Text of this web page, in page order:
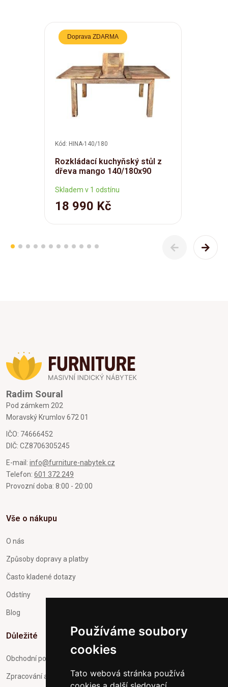
Používáme soubory
cookies
Tato webová stránka používá
Doprava ZDARMA
Kód: HINA-140/180
Rozkládací kuchyňský stůl z
dřeva mango 140/180x90
Skladem v 1 odstínu
18 990 Kč
Radim Soural
Pod zámkem 202
Moravský Krumlov 672 01
IČO: 74666452
DIČ: CZ8706305245
E-mail: info@furniture-nabytek.cz
Telefon: 601 372 249
Provozní doba: 8:00 - 20:00
Vše o nákupu
O nás
Způsoby dopravy a platby
Často kladené dotazy
Odstíny
Blog
Důležité
Obchodní podmínky
Zpracování a ochrana osobních údajů